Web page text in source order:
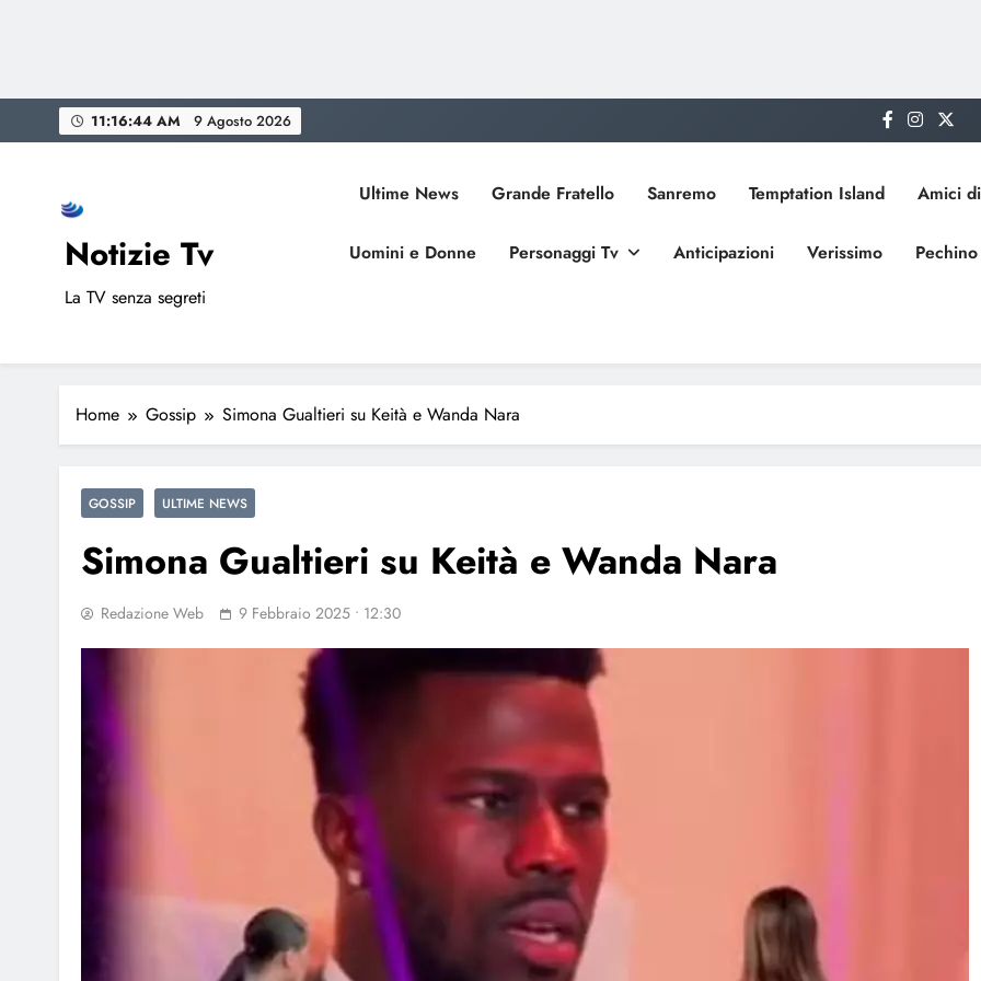
to
11:16:45 AM 9 Agosto 2026
Notizie Tv
La TV senza segreti
Ultime News Grande Fratello Sanremo Temptation Island Amici
Uomini e Donne Personaggi Tv Anticipazioni Verissimo
Home Gossip Simona Gualtieri su Keità e Wanda Nara
GOSSIP ULTIME NEWS
Simona Gualtieri su Keità e Wanda Nara
Redazione Web 9 Febbraio 2025 • 12:30